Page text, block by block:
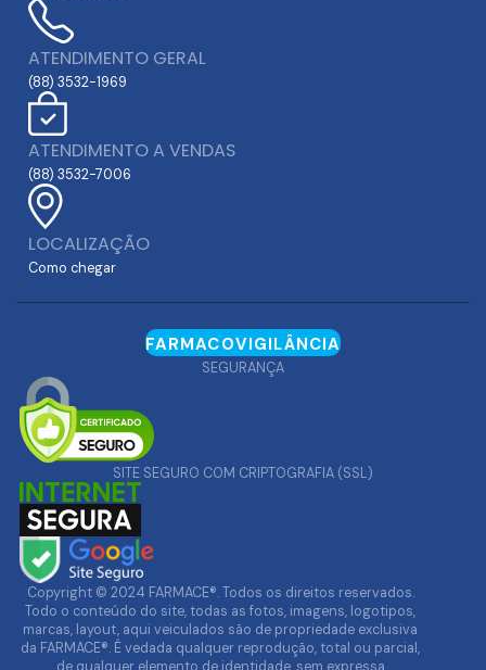
ATENDIMENTO GERAL
(88) 3532-1969
ATENDIMENTO A VENDAS
(88) 3532-7006
LOCALIZAÇÃO
Como chegar
FARMACOVIGILÂNCIA
SEGURANÇA
SITE SEGURO COM CRIPTOGRAFIA (SSL)
Copyright © 2024 FARMACE®. Todos os direitos reservados.
Todo o conteúdo do site, todas as fotos, imagens, logotipos,
marcas, layout, aqui veiculados são de propriedade exclusiva
da FARMACE®. É vedada qualquer reprodução, total ou parcial,
de qualquer elemento de identidade, sem expressa